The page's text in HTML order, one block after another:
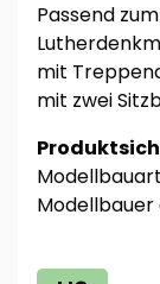
Passend
mit
mit zwei
Modellbauer